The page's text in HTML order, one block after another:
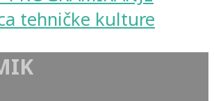
tehničke kulture